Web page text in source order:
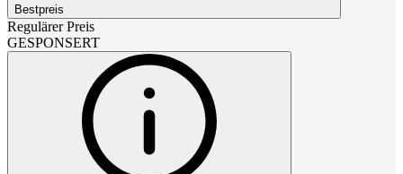
Bestpreis
Regulärer Preis
GESPONSERT